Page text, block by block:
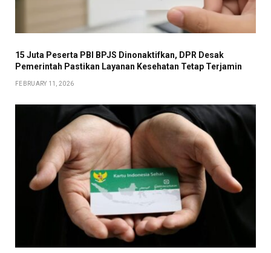
15 Juta Peserta PBI BPJS Dinonaktifkan, DPR Desak
Pemerintah Pastikan Layanan Kesehatan Tetap Terjamin
FEBRUARY 11, 2026